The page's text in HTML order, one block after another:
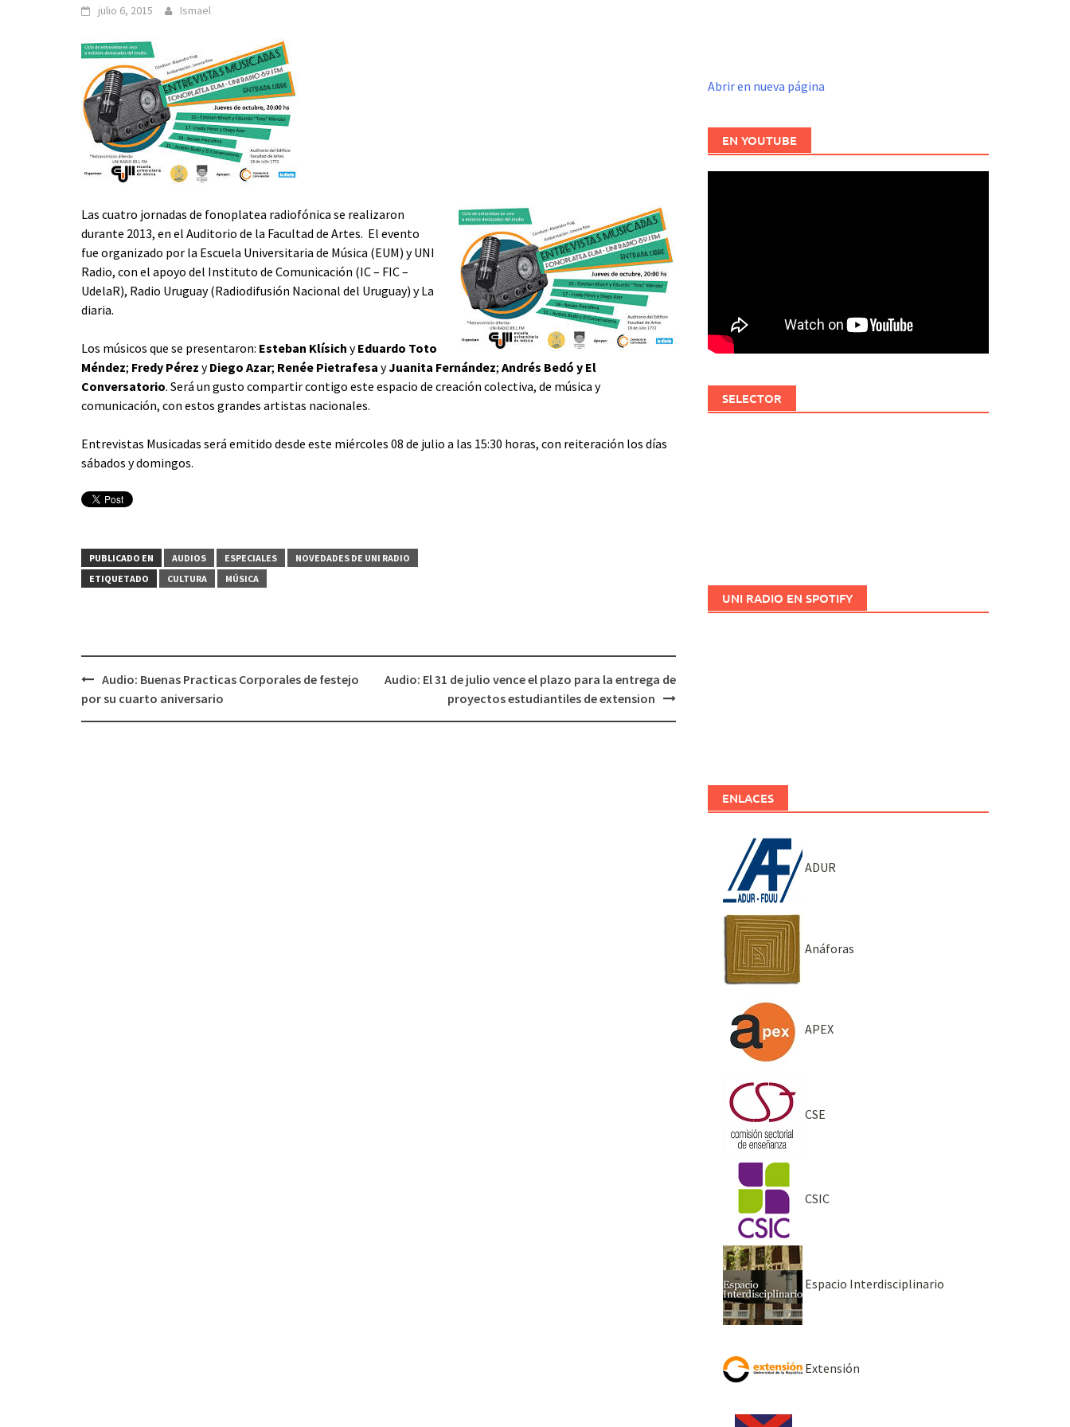
julio 6, 2015 Ismael
Las cuatro jornadas de fonoplatea radiofónica se realizaron
durante 2013, en el Auditorio de la Facultad de Artes. El evento
fue organizado por la Escuela Universitaria de Música (EUM) y UNI
Radio, con el apoyo del Instituto de Comunicación (IC – FIC –
UdelaR), Radio Uruguay (Radiodifusión Nacional del Uruguay) y La
diaria.
Los músicos que se presentaron: Esteban Klísich yEduardo Toto
Méndez; Fredy Pérez yDiego Azar; Renée Pietrafesa yJuanita Fernández; Andrés Bedó y El
Conversatorio. Será un gusto compartir contigo este espacio de creación colectiva, de música y
comunicación, con estos grandes artistas nacionales.
Entrevistas Musicadas será emitido desde este miércoles 08 de julio a las 15:30 horas, con reiteración los días
sábados y domingos.
PUBLICADO EN AUDIOS ESPECIALES
NOVEDADES DE UNI RADIO
ETIQUETADO
CULTURA MÚSICA
Navegación
de
Audio: Buenas Practicas Corporales de festejo
por su cuarto aniversario
Audio: El 31 de julio vence el plazo para la entrega de
proyectos estudiantiles de extension
Abrir en nueva página
EN YOUTUBE
SELECTOR
UNI RADIO EN SPOTIFY
ENLACES
ADUR
Anáforas
APEX
CSE
CSIC
Espacio Interdisciplinario
Extensión